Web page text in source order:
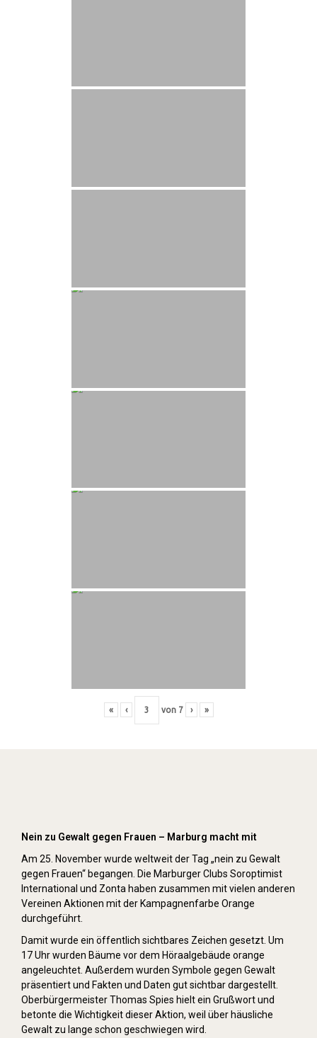
« ‹ von 7 › »
Nein zu Gewalt gegen Frauen – Marburg macht mit
Am 25. November wurde weltweit der Tag „nein zu Gewalt
gegen Frauen“ begangen. Die Marburger Clubs Soroptimist
International und Zonta haben zusammen mit vielen anderen
Vereinen Aktionen mit der Kampagnenfarbe Orange
durchgeführt.
Damit wurde ein öffentlich sichtbares Zeichen gesetzt. Um
17 Uhr wurden Bäume vor dem Höraalgebäude orange
angeleuchtet. Außerdem wurden Symbole gegen Gewalt
präsentiert und Fakten und Daten gut sichtbar dargestellt.
Oberbürgermeister Thomas Spies hielt ein Grußwort und
betonte die Wichtigkeit dieser Aktion, weil über häusliche
Gewalt zu lange schon geschwiegen wird.